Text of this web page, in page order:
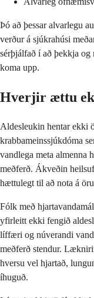
Þó að þessar alvarlegu
verður á sjúkrahúsi
sérþjálfað í að þekkja
koma upp.
Hverjir ættu
Aldesleukin hentar ekki
krabbameinssjúkdóma
vandlega meta almenna
meðferð. Ákveðin
hættulegt til að nota á
Fólk með
yfirleitt ekki fengið
líffæri og núverandi
meðferð stendur.
hversu vel hjartað,
íhuguð.